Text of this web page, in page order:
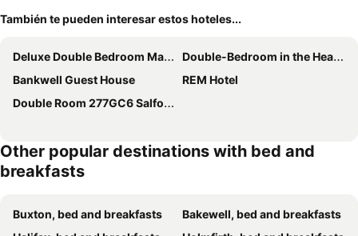
También te pueden interesar estos hoteles...
Deluxe Double Bedroom Manchester
Double-Bedroom in the Heart of Salford Manchester Perfect for Short Stays
Bankwell Guest House
REM Hotel
Double Room 277GC6 Salford Manchester
Other popular destinations with bed and
breakfasts
Buxton, bed and breakfasts
Bakewell, bed and breakfasts